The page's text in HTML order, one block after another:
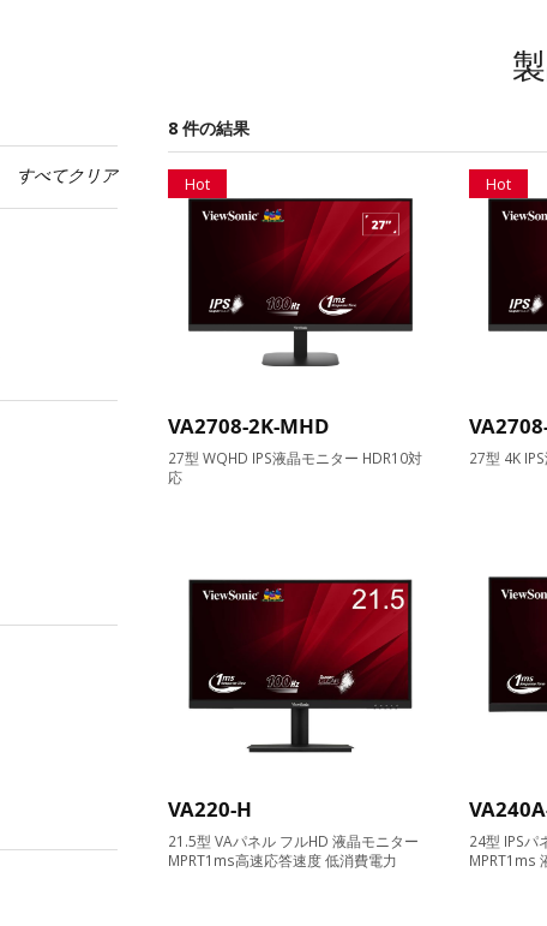
すべてクリア
8 件の結果
Hot
VA2708-2K-MHD
27型 WQHD IPS液晶モニター HDR10対
応
Hot
27型 4K
VA220-H
21.5型 VAパネル フルHD 液晶モニター
MPRT1ms高速応答速度 低消費電力
24型 IPSパ
MPRT1ms